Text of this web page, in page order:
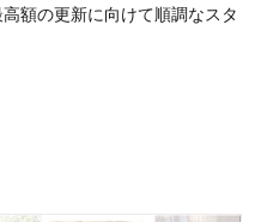
額の更新に向けて順調なスタ